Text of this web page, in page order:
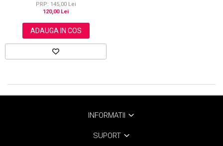
PRP: 145,00 Lei
120,00 Lei
ADAUGA IN COS
INFORMATII
SUPORT